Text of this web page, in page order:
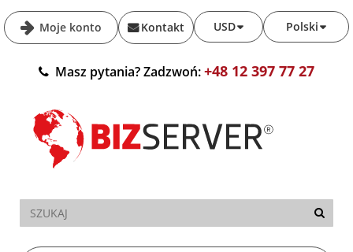
Moje konto Polski
USD
Kontakt
Masz pytania? Zadzwoń:+48 12 397 77 27